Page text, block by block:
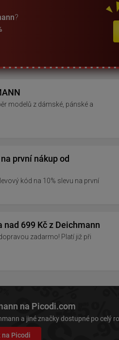
?
modelů z dámské, pánské a
první nákup od
kód na 10% slevu na první
nad 699 Kč z Deichmann
zadarmo! Platí již při
na Picodi.com
a jiné značky dostupné po celý
na Picodi